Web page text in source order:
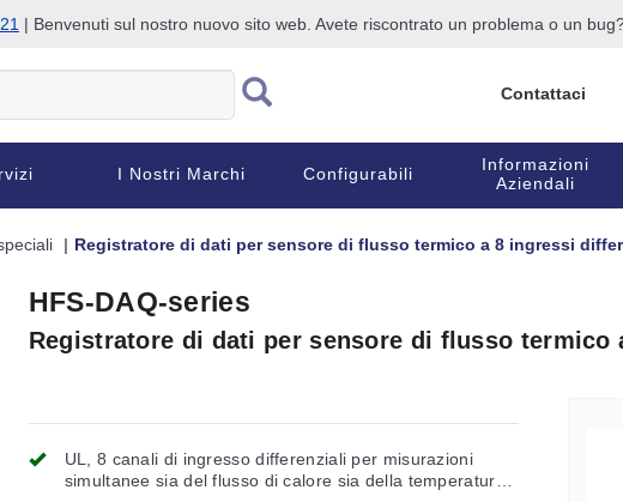
| Benvenuti sul nostro nuovo sito web. Avete riscontrato un problema o un
Contattaci
I Nostri Marchi Configurabili
Informazioni
Aziendali
Registratore di dati per sensore di flusso termico a 8 ingressi
HFS-DAQ-series
Registratore di dati per sensore di flusso termico
UL, 8 canali di ingresso differenziali per misurazioni
simultanee sia del flusso di calore sia della temperatura